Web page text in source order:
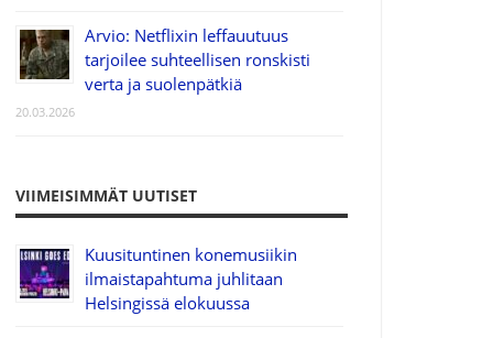
Arvio: Netflixin leffauutuus
tarjoilee suhteellisen ronskisti
verta ja suolenpätkiä
20.03.2026
VIIMEISIMMÄT UUTISET
Kuusituntinen konemusiikin
ilmaistapahtuma juhlitaan
Helsingissä elokuussa